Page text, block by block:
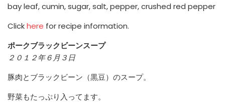
bay leaf, cumin, sugar, salt, pepper, crushed red pepper
Clickhere for recipe information.
ポークブラックビーンスープ
２０１２年６月３日
豚肉とブラックビーン（黒豆）のスープ。
野菜もたっぷり入ってます。